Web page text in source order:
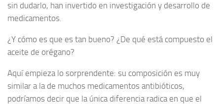
sin dudarlo, han invertido en investigación y desarrollo de
medicamentos.
¿Y cómo es que es tan bueno? ¿De qué está compuesto el
aceite de orégano?
Aquí empieza lo sorprendente: su composición es muy
similar a la de muchos medicamentos antibióticos,
podríamos decir que la única diferencia radica en que el